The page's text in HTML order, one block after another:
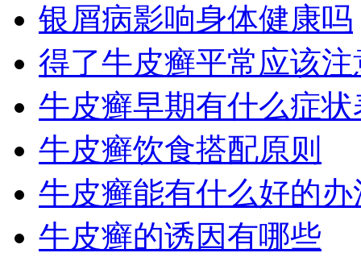
银屑病影响身体健康吗
得了牛皮癣平常应该
牛皮癣早期有什么症状
牛皮癣饮食搭配原则
牛皮癣能有什么好的
牛皮癣的诱因有哪些